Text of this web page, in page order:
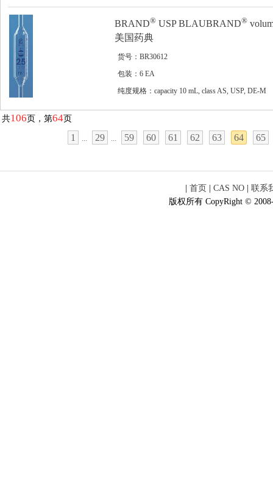
BRAND® USP BLAUBRAND®
美国药典
货号：BR30612
包装：6 EA
纯度规格：capacity 10 mL, class AS, USP, DE-M
共106页，第64页
1 ... 29 ... 59 60 61 62 63 64 65
首页 CAS NO
联系
版权所有 CopyRight ©